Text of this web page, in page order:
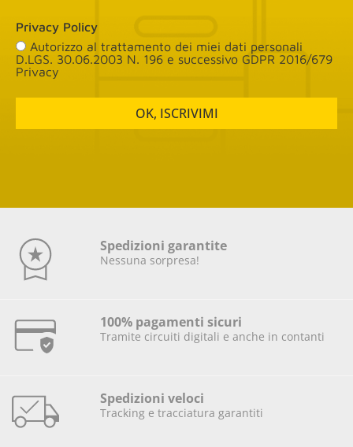
Privacy Policy
Autorizzo al trattamento dei miei dati personali
D.LGS. 30.06.2003 N. 196 e successivo GDPR 2016/679
Privacy
OK, ISCRIVIMI
Spedizioni garantite
Nessuna sorpresa!
100% pagamenti sicuri
Tramite circuiti digitali e anche in contanti
Spedizioni veloci
Tracking e tracciatura garantiti